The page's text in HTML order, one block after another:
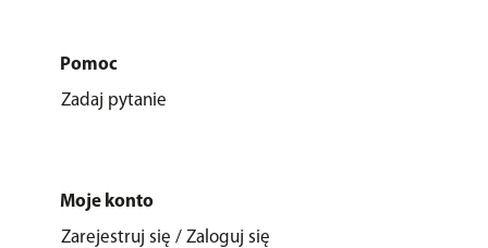
Pomoc
Zadaj pytanie
Moje konto
Zarejestruj się / Zaloguj się